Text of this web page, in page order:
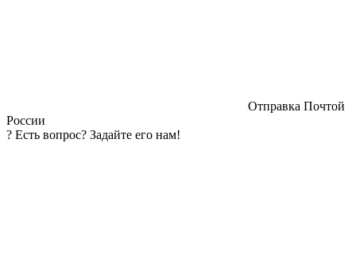
Отправка Почтой
России
? Есть вопрос? Задайте его нам!